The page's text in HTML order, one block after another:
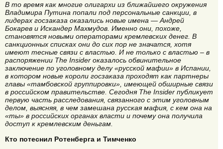
В то время как многие олигархи из ближайшего окружения
Владимира Путина попали под персональные санкции, в
лидерах госзаказа оказались новые имена — Андрей
Бокарев и Искандер Махмудов. Именно они, похоже,
становятся новыми операторами кремлевских денег. В
санкционных списках они до сих пор не значатся, хотя
имеют тесные связи с властью. И не только с властью – в
распоряжении The Insider оказалось обвинительное
заключение по уголовному делу «русской мафии» в Испании,
в котором новые короли госзаказа проходят как партнеры
главы «тамбовской группировки», имеющей обширные связи
в российском правительстве. Сегодня The Insider публикует
первую часть расследования, связанного с этим уголовным
делом, выясняя, в чем замешана русская мафия, с кем она на
«ты» в российских органах власти и почему она получила
доступ к кремлевским деньгам.
Кто потеснил Ротенберга и Тимченко